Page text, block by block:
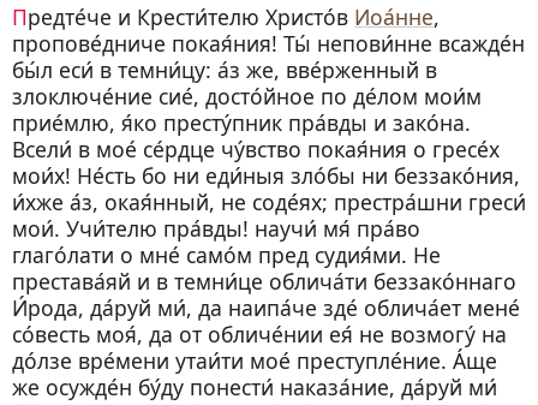
Предте́че и Крести́телю Христо́в Иоа́нне,
пропове́дниче покая́ния! Ты́ непови́нне всажде́н
бы́л еси́ в темни́цу: а́з же, вве́рженный в
злоключе́ние сие́, досто́йное по де́лом мои́м
прие́млю, я́ко престу́пник пра́вды и зако́на.
Всели́ в мое́ се́рдце чу́вство покая́ния о гресе́х
мои́х! Не́сть бо ни еди́ныя зло́бы ни беззако́ния,
и́хже а́з, окая́нный, не соде́ях; престра́шни греси́
мои́. Учи́телю пра́вды! научи́ мя́ пра́во
глаго́лати о мне́ само́м пред судия́ми. Не
престава́яй и в темни́це облича́ти беззако́ннаго
И́рода, да́руй ми́, да наипа́че зде́ облича́ет мене́
со́весть моя́, да от обличе́нии ея́ не возмогу́ на
до́лзе вре́мени утаи́ти мое́ преступле́ние. А́ще
же осужде́н бу́ду понести́ наказа́ние, да́руй ми́